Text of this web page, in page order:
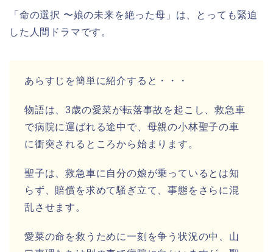
「命の選択 〜娘の未来を絶った母」は、とっても緊迫
した人間ドラマです。
あらすじを簡単に紹介すると・・・
物語は、3歳の愛菜が転落事故を起こし、救急車
で病院に運ばれる途中で、母親の小林聖子の車
に衝突されるところから始まります。
聖子は、救急車に自分の娘が乗っているとは知
らず、賠償を求めて騒ぎ立て、事態をさらに混
乱させます。
愛菜の命を救うために一刻を争う状況の中、山